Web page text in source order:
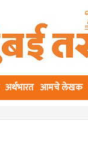
अर्थभारत आमचे लेखक